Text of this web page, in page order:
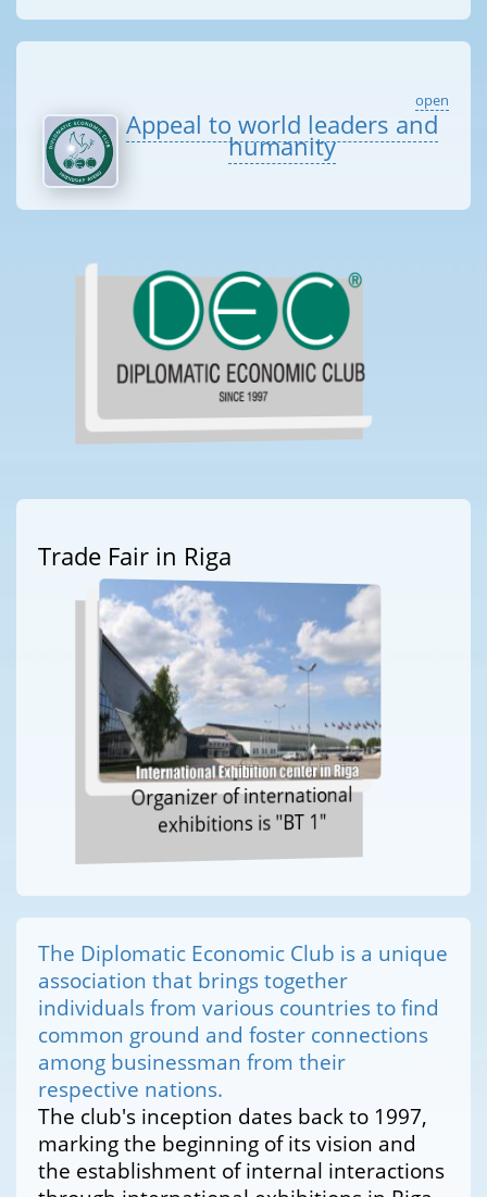
open
Appeal to world leaders and
humanity
Trade Fair in Riga
Organizer of international
exhibitions is "BT 1"
The Diplomatic Economic Club is a unique
association that brings together
individuals from various countries to find
common ground and foster connections
among businessman from their
respective nations.
The club's inception dates back to 1997,
marking the beginning of its vision and
the establishment of internal interactions